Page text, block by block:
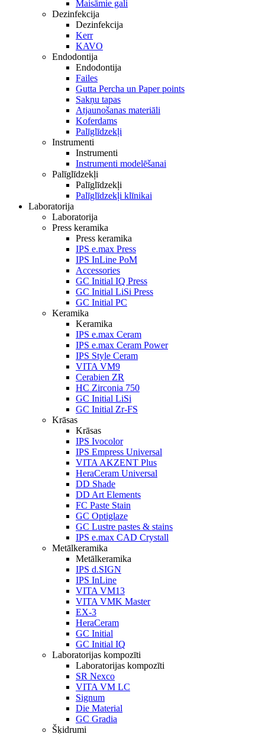
Maisāmie gali
Dezinfekcija
Dezinfekcija
Kerr
KAVO
Endodontija
Endodontija
Failes
Gutta Percha un Paper points
Sakņu tapas
Atjaunošanas materiāli
Koferdams
Palīglīdzekļi
Instrumenti
Instrumenti
Instrumenti modelēšanai
Palīglīdzekļi
Palīglīdzekļi
Palīglīdzekļi klīnikai
Laboratorija
Laboratorija
Press keramika
Press keramika
IPS e.max Press
IPS InLine PoM
Accessories
GC Initial IQ Press
GC Initial LiSi Press
GC Initial PC
Keramika
Keramika
IPS e.max Ceram
IPS e.max Ceram Power
IPS Style Ceram
VITA VM9
Cerabien ZR
HC Zirconia 750
GC Initial LiSi
GC Initial Zr-FS
Krāsas
Krāsas
IPS Ivocolor
IPS Empress Universal
VITA AKZENT Plus
HeraCeram Universal
DD Shade
DD Art Elements
FC Paste Stain
GC Optiglaze
GC Lustre pastes & stains
IPS e.max CAD Crystall
Metālkeramika
Metālkeramika
IPS d.SIGN
IPS InLine
VITA VM13
VITA VMK Master
EX-3
HeraCeram
GC Initial
GC Initial IQ
Laboratorijas kompozīti
Laboratorijas kompozīti
SR Nexco
VITA VM LC
Signum
Die Material
GC Gradia
Šķidrumi